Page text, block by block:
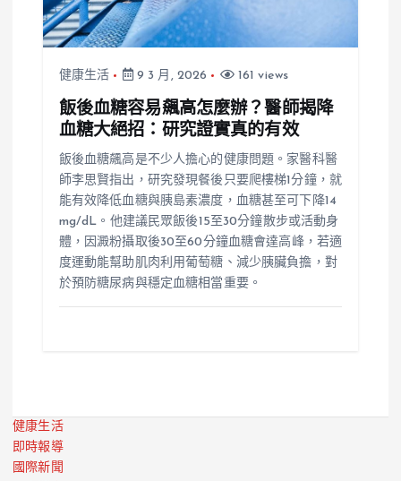
健康生活 9 3 月, 2026 161 views
飯後血糖容易飆高怎麼辦？醫師揭降
血糖大絕招：研究證實真的有效
飯後血糖飆高是不少人擔心的健康問題。家醫科醫
師李思賢指出，研究發現餐後只要爬樓梯1分鐘，就
能有效降低血糖與胰島素濃度，血糖甚至可下降14
mg/dL。他建議民眾飯後15至30分鐘散步或活動身
體，因澱粉攝取後30至60分鐘血糖會達高峰，若適
度運動能幫助肌肉利用葡萄糖、減少胰臟負擔，對
於預防糖尿病與穩定血糖相當重要。
健康生活
即時報導
國際新聞